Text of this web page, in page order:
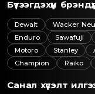
Бүтээгдэхүүн
Dewalt Wacker
Enduro
Sawafuji
Motoro
Stanley
Champion
Raiko
Санал хүсэлт